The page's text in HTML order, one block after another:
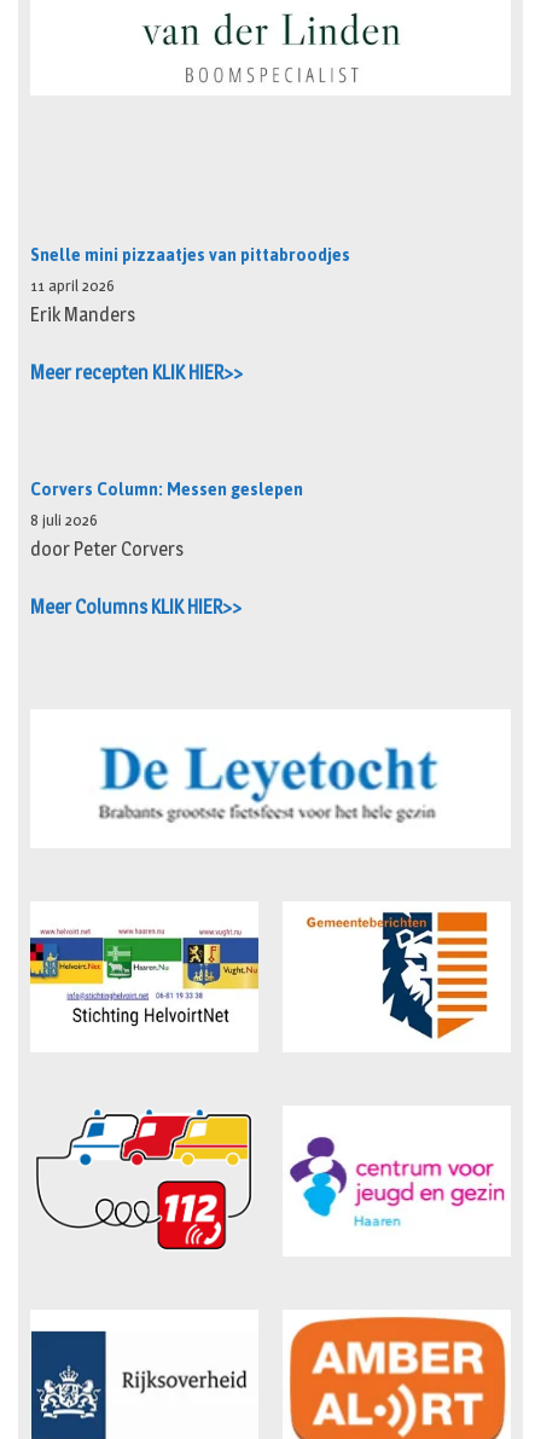
Snelle mini pizzaatjes van pittabroodjes
11 april 2026
Erik Manders
Meer recepten KLIK HIER>>
Corvers Column: Messen geslepen
8 juli 2026
door Peter Corvers
Meer Columns KLIK HIER>>